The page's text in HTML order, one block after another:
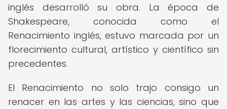
inglés desarrolló su obra. La época de
Shakespeare, conocida como el
Renacimiento inglés, estuvo marcada por un
florecimiento cultural, artístico y científico sin
precedentes.
El Renacimiento no solo trajo consigo un
renacer en las artes y las ciencias, sino que